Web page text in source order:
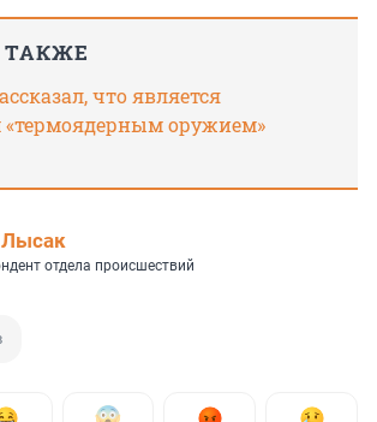
ТАКЖЕ
что является
оружием»
отдела происшествий